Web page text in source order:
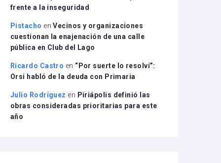
frente a la inseguridad
Pistacho enVecinos y organizaciones
cuestionan la enajenación de una calle
pública en Club del Lago
Ricardo Castro en “Por suerte lo resolví”:
Orsi habló de la deuda con Primaria
Julio Rodríguez en Piriápolis definió las
obras consideradas prioritarias para este
año